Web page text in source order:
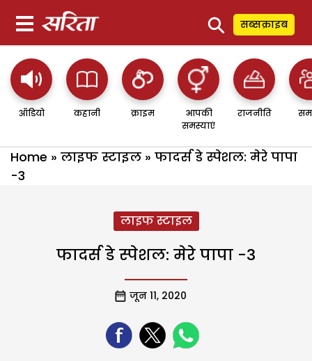
⚲ सब्सक्राइब
ऑडियो कहानी क्राइम
आपकी
समस्याएं
राजनीति
Home » लाइफ स्टाइल » फादर्स डे स्पेशल: मेरे पापा
-3
लाइफ स्टाइल
फादर्स डे स्पेशल: मेरे पापा -3
जून 11, 2020